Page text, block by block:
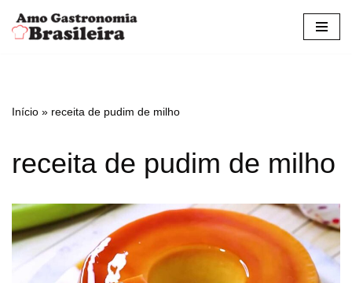
Pular
conteúdo
Início » receita de pudim de milho
receita de pudim de milho